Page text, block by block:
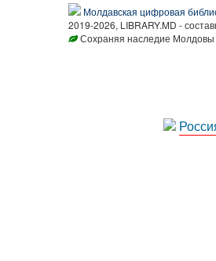
Молдавская цифровая
2019-2026, LIBRARY.MD -
Сохраняя наследие Молдовы